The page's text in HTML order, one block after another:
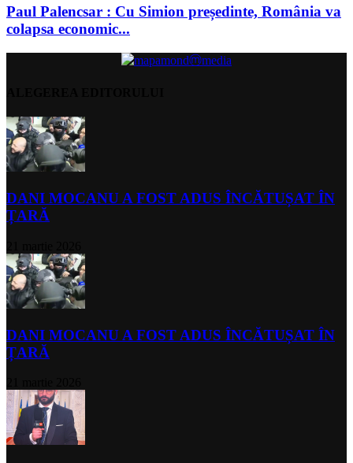
Paul Palencsar : Cu Simion președinte, România va
colapsa economic...
DANI MOCANU A FOST ADUS ÎNCĂTUȘAT ÎN
ȚARĂ
DANI MOCANU A FOST ADUS ÎNCĂTUȘAT ÎN
ȚARĂ